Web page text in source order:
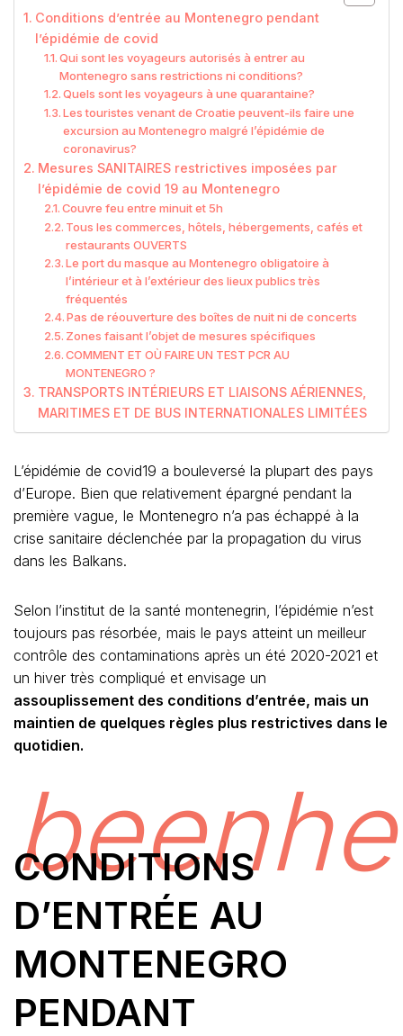
Conditions d’entrée au Montenegro pendant
l’épidémie de covid
Qui sont les voyageurs autorisés à entrer au
Montenegro sans restrictions ni conditions?
Quels sont les voyageurs à une quarantaine?
Les touristes venant de Croatie peuvent-ils faire une
excursion au Montenegro malgré l’épidémie de
coronavirus?
Mesures SANITAIRES restrictives imposées par
l’épidémie de covid 19 au Montenegro
Couvre feu entre minuit et 5h
Tous les commerces, hôtels, hébergements, cafés et
restaurants OUVERTS
Le port du masque au Montenegro obligatoire à
l’intérieur et à l’extérieur des lieux publics très
fréquentés
Pas de réouverture des boîtes de nuit ni de concerts
Zones faisant l’objet de mesures spécifiques
COMMENT ET OÙ FAIRE UN TEST PCR AU
MONTENEGRO ?
TRANSPORTS INTÉRIEURS ET LIAISONS AÉRIENNES,
MARITIMES ET DE BUS INTERNATIONALES LIMITÉES
L’épidémie de covid19 a bouleversé la plupart des pays
d’Europe. Bien que relativement épargné pendant la
première vague, le Montenegro n’a pas échappé à la
crise sanitaire déclenchée par la propagation du virus
dans les Balkans.
Selon l’institut de la santé montenegrin, l’épidémie n’est
toujours pas résorbée, mais le pays atteint un meilleur
contrôle des contaminations après un été 2020-2021 et
un hiver très compliqué et envisage un
assouplissement des conditions d’entrée, mais un
maintien de quelques règles plus restrictives dans le
quotidien.
CONDITIONS
D’ENTRÉE AU
MONTENEGRO
PENDANT